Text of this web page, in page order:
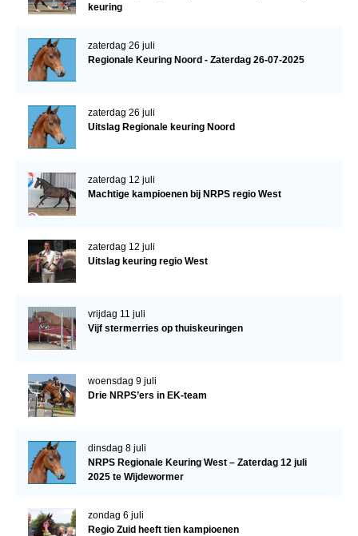
keuring
zaterdag 26 juli
Regionale Keuring Noord - Zaterdag 26-07-2025
zaterdag 26 juli
Uitslag Regionale keuring Noord
zaterdag 12 juli
Machtige kampioenen bij NRPS regio West
zaterdag 12 juli
Uitslag keuring regio West
vrijdag 11 juli
Vijf stermerries op thuiskeuringen
woensdag 9 juli
Drie NRPS’ers in EK-team
dinsdag 8 juli
NRPS Regionale Keuring West – Zaterdag 12 juli
2025 te Wijdewormer
zondag 6 juli
Regio Zuid heeft tien kampioenen